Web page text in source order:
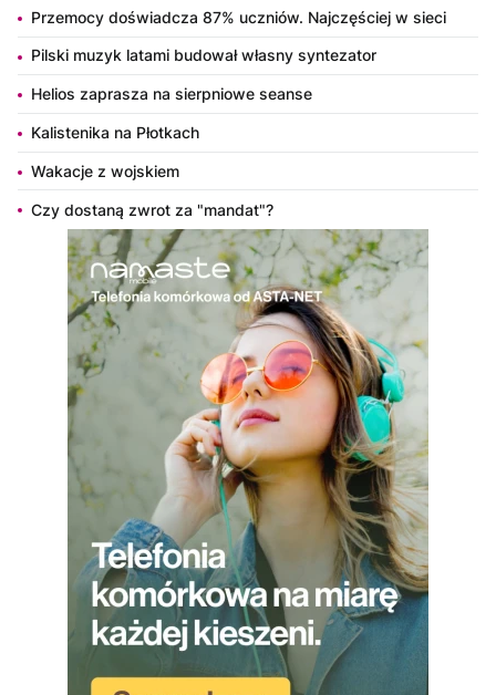
Przemocy doświadcza 87% uczniów. Najczęściej w sieci
Pilski muzyk latami budował własny syntezator
Helios zaprasza na sierpniowe seanse
Kalistenika na Płotkach
Wakacje z wojskiem
Czy dostaną zwrot za "mandat"?